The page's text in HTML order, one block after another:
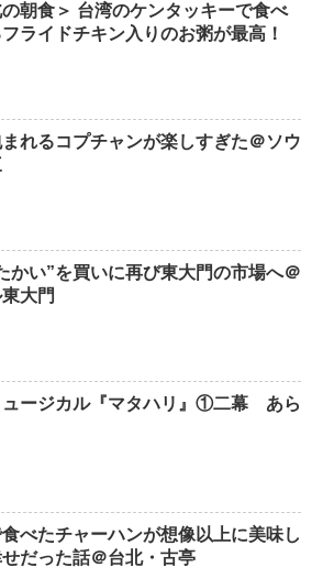
の朝食＞ 台湾のケンタッキーで食べ
ライドチキン入りのお粥が最高！
れるコプチャンが楽しすぎた＠ソウ
かい”を買いに再び東大門の市場へ＠
大門
ュージカル『マタハリ』①二幕 あら
べたチャーハンが想像以上に美味し
せだった話＠台北・古亭